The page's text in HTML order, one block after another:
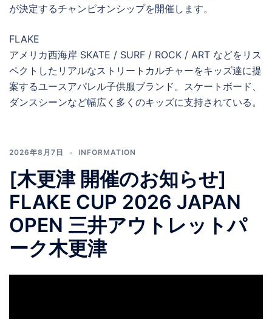
が決定するチャンピオンシップを開催します。
FLAKE
アメリカ西海岸 SKATE / SURF / ROCK / ART などをリス
ペクトしたリアルなストリートカルチャーをキッズ達に提
案するユースアパレル子供服ブランド。スケートボード、
ダンスシーンなど幅広く多くのキッズに支持されている。
2026年8月7日 INFORMATION
[木更津 開催のお知らせ]
FLAKE CUP 2026 JAPAN
OPEN 三井アウトレットパ
ーク木更津